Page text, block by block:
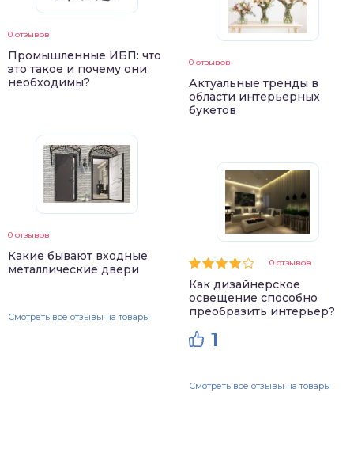
0 отзывов
Промышленные ИБП: что
это такое и почему они
необходимы?
0 отзывов
Какие бывают входные
металлические двери
Смотреть все отзывы на товары
0 отзывов
Актуальные тренды в
области интерьерных
букетов
0 отзывов
Как дизайнерское
освещение способно
преобразить интерьер?
1
Смотреть все отзывы на товары